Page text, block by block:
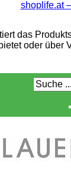
shoplife.at
das
oder